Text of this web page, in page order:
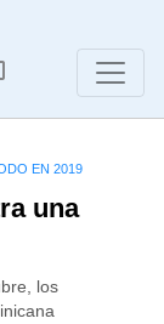
EN 2019
una
los